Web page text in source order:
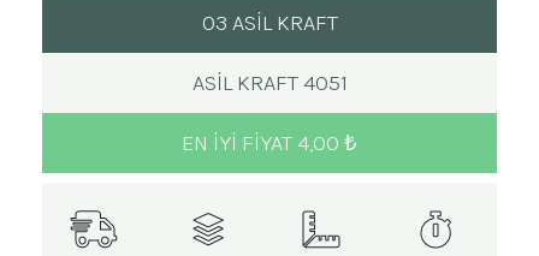
03 ASİL KRAFT
ASIL KRAFT 4051
EN IYI FIYAT 4,00 ₺